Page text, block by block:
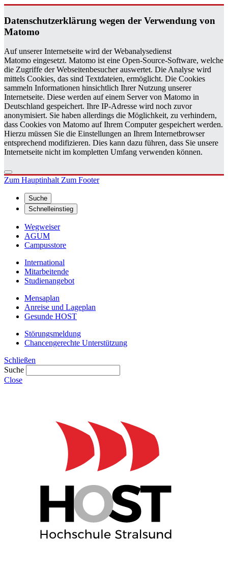
Da­ten­schutz­er­klä­rung wegen der Ver­wen­dung von
Ma­to­mo
Auf unserer Internetseite wird der Webanalysedienst
Matomo eingesetzt. Matomo ist eine Open-Source-Software, welche
die Zugriffe der Webseitenbesucher auswertet. Die Analyse wird
mittels Cookies, das sind Textdateien, ermöglicht. Die Cookies
sammeln Informationen hinsichtlich Ihrer Nutzung unserer
Internetseite. Diese werden auf einem Server von Matomo in
Deutschland gespeichert. Ihre IP-Adresse wird noch zuvor
anonymisiert. Sie haben allerdings die Möglichkeit, zu verhindern,
dass Cookies von Matomo auf Ihrem Computer gespeichert werden.
Hierzu müssen Sie die Einstellungen an Ihrem Internetbrowser
entsprechend modifizieren. Dies kann dazu führen, dass Sie unsere
Internetseite nicht im kompletten Umfang verwenden können.
Zum HauptinhaltZum Footer
Suche
Schnelleinstieg
Wegweiser
AGUM
Campusstore
International
Mitarbeitende
Studienangebot
Mensaplan
Anreise und Lageplan
Gesunde HOST
Störungsmeldung
Chancengerechte Unterstützung
Schließen
Suche
Close